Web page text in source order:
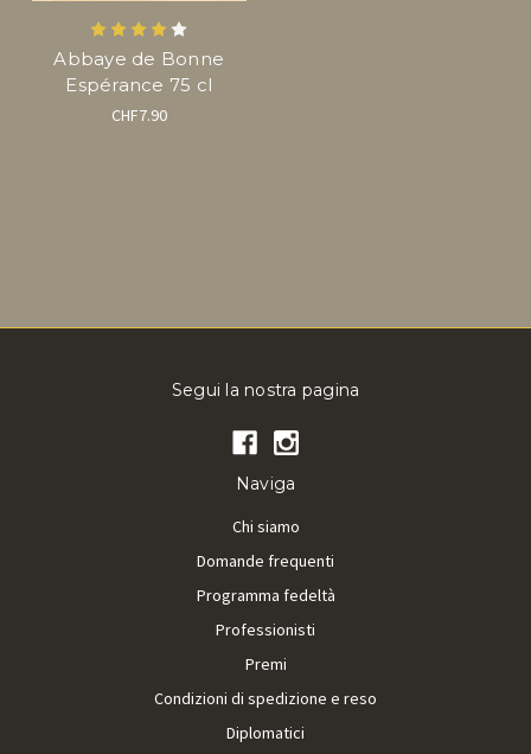
Abbaye de Bonne
Espérance 75 cl
CHF7.90
Segui la nostra pagina
Naviga
Chi siamo
Domande frequenti
Programma fedeltà
Professionisti
Premi
Condizioni di spedizione e reso
Diplomatici